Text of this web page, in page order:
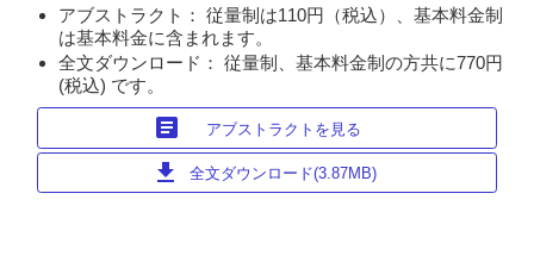
アブストラクト： 従量制は110円（税込）、基本料金制
は基本料金に含まれます。
全文ダウンロード： 従量制、基本料金制の方共に770円
(税込) です。
article アブストラクトを見る
download 全文ダウンロード(3.87MB)